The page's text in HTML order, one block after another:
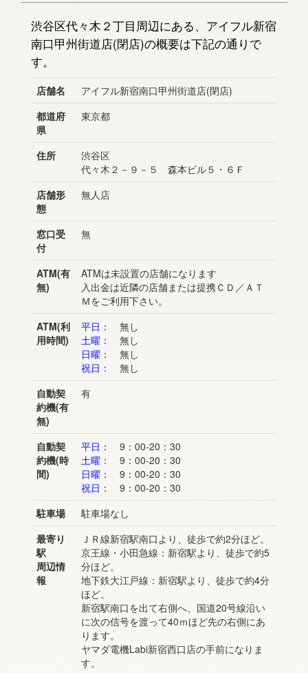
渋谷区代々木２丁目周辺にある、アイフル新宿
南口甲州街道店(閉店)の概要は下記の通りで
す。
店舗名
アイフル新宿南口甲州街道店(閉店)
都道府
県
東京都
住所
渋谷区
代々木２－９－５ 森本ビル５・６Ｆ
店舗形
態
無人店
窓口受
付
無
ATM(有
無)
ATMは未設置の店舗になります
入出金は近隣の店舗または提携ＣＤ／ＡＴ
Ｍをご利用下さい。
ATM(利
用時間)
平日：
無し
土曜：
無し
日曜：
無し
祝日：
無し
自動契
約機(有
無)
有
自動契
約機(時
間)
平日：
9：00-20：30
土曜：
9：00-20：30
日曜：
9：00-20：30
祝日：
9：00-20：30
駐車場
駐車場なし
最寄り
駅
周辺情
報
ＪＲ線新宿駅南口より、徒歩で約2分ほど。
京王線・小田急線：新宿駅より、徒歩で約5
分ほど。
地下鉄大江戸線：新宿駅より、徒歩で約4分
ほど。
新宿駅南口を出て右側へ、国道20号線沿い
に次の信号を渡って40ｍほど先の右側にあ
ります。
ヤマダ電機Labi新宿西口店の手前になりま
す。